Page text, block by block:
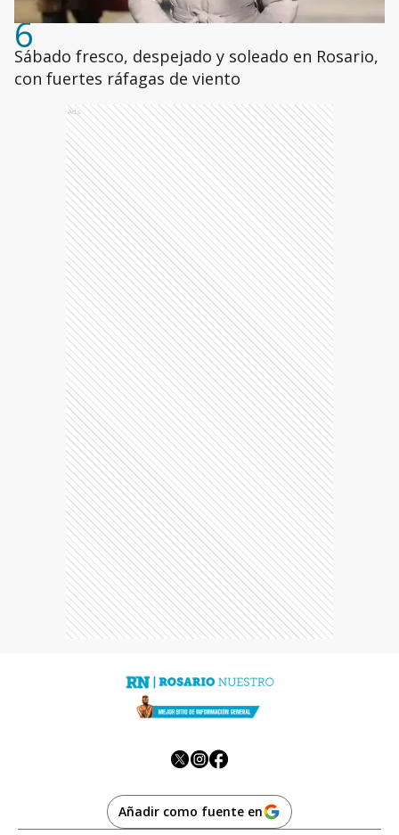
6
Sábado fresco, despejado y soleado en Rosario,
con fuertes ráfagas de viento
Ads
Añadir como fuente en